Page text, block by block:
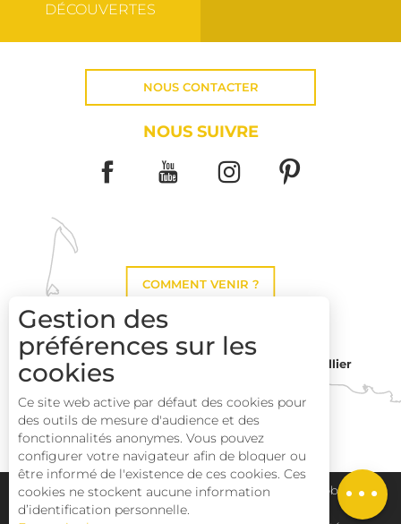
Description
DÉCOUVERTES
NOUS CONTACTER
NOUS SUIVRE
COMMENT VENIR ?
Montpellier
Perpignan
Plan du site Pays Haut Languedoc et Vignobles
Gestion des
préférences sur les
cookies
Ce site web active par défaut des cookies pour
des outils de mesure d'audience et des
fonctionnalités anonymes. Vous pouvez
configurer votre navigateur afin de bloquer ou
être informé de l'existence de ces cookies. Ces
cookies ne stockent aucune information
d’identification personnelle.